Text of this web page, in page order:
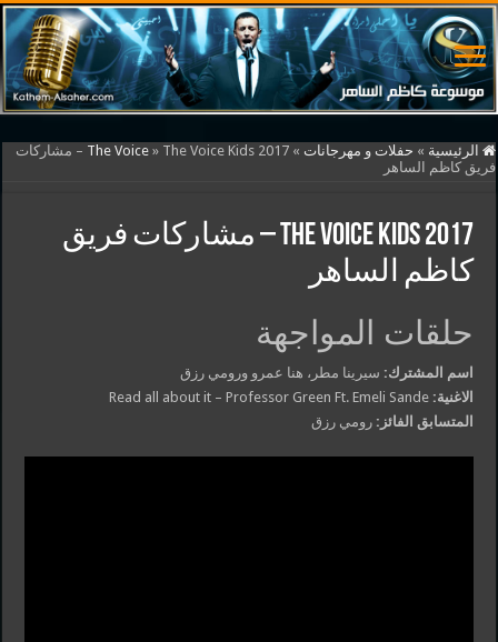
الرئيسية » حفلات و مهرجانات »
The Voice »
The Voice Kids 2017 – مشاركات
فريق كاظم الساهر
The Voice Kids 2017 – مشاركات فريق
كاظم الساهر
حلقات المواجهة
اسم المشترك: سيرينا مطر، هنا عمرو ورومي رزق
الاغنية:Read all about it – Professor Green Ft. Emeli Sande
المتسابق الفائز:رومي رزق